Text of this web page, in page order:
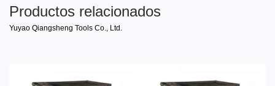
Productos relacionados
Yuyao Qiangsheng Tools Co., Ltd.